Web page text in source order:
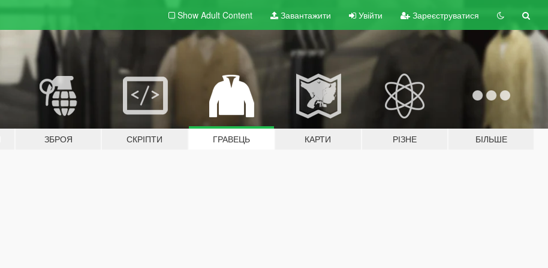
Show Adult Content Завантажити Увійти Зареєструватися
ЗБРОЯ СКРІПТИ ГРАВЕЦЬ КАРТИ РІЗНЕ БІЛЬШЕ